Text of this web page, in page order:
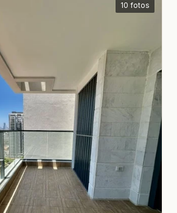
10 fotos